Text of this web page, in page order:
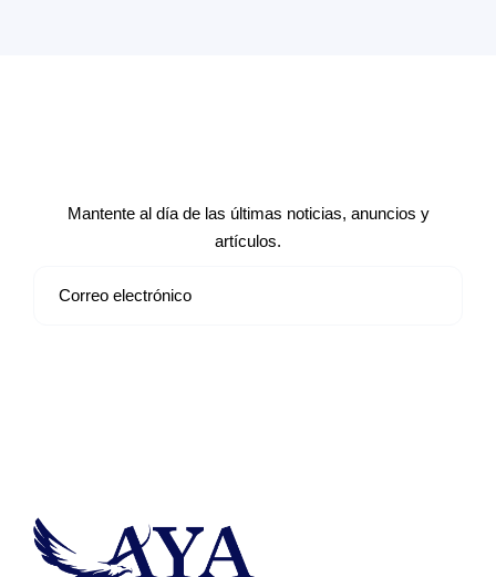
Mantente al día de las últimas noticias, anuncios y
artículos.